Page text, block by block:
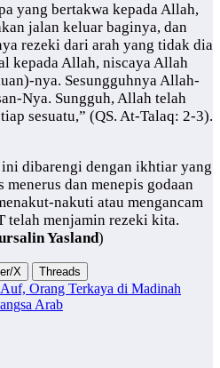
yang bertakwa kepada Allah,
jalan keluar baginya, dan
rezeki dari arah yang tidak dia
kepada Allah, niscaya Allah
nya. Sesungguhnya Allah-
Nya. Sungguh, Allah telah
sesuatu,” (QS. At-Talaq: 2-3).
dibarengi dengan ikhtiar yang
dan menepis godaan
nakuti atau mengancam
telah menjamin rezeki kita.
Yasland)
X Threads
Orang Terkaya di Madinah
Arab